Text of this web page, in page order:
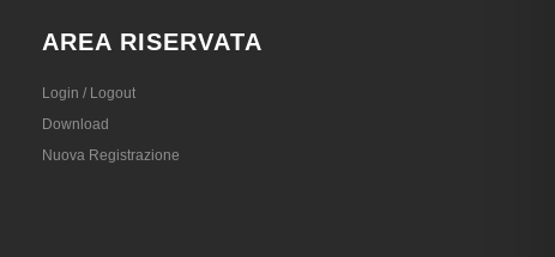
AREA RISERVATA
Login / Logout
Download
Nuova Registrazione